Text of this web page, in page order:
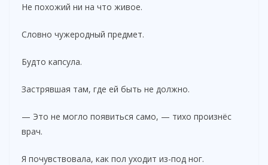
Не похожий ни на что живое.
Словно чужеродный предмет.
Будто капсула.
Застрявшая там, где ей быть не должно.
— Это не могло появиться само, — тихо произнёс
врач.
Я почувствовала, как пол уходит из-под ног.